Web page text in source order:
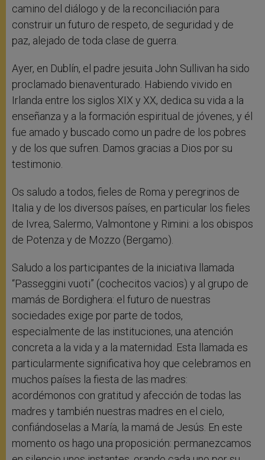
camino del diálogo y de la reconciliación para
construir un futuro de respeto, de seguridad y de
paz, alejado de toda clase de guerra.
Ayer, en Dublín, el padre jesuita John Sullivan ha sido
proclamado bienaventurado. Habiendo vivido en
Irlanda entre los siglos XIX y XX, dedica su vida a la
enseñanza y a la formación espiritual de jóvenes, y él
fue amado y buscado como un padre de los pobres
y de los que sufren. Damos gracias a Dios por su
testimonio.
Os saludo a todos, fieles de Roma y peregrinos de
Italia y de los diversos países, en particular los fieles
de Ivrea, Salermo, Valmontone y Rimini: a los obispos
de Potenza y de Mozzo (Bergamo).
Saludo a los participantes de la iniciativa llamada
“Passeggini vuoti” (cochecitos vacios) y al grupo de
mamás de Bordighera: el futuro de nuestras
sociedades exige por parte de todos,
especialmente de las instituciones, una atención
concreta a la vida y a la maternidad. Esta llamada es
particularmente significativa hoy que celebramos en
muchos países la fiesta de las madres:
acordémonos con gratitud y afección de todas las
madres y también nuestras madres en el cielo,
confiándoselas a María, la mamá de Jesús. En este
momento os hago una proposición: permanezcamos